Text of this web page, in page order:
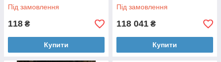
Під замовлення
118 ₴
Купити
Під замовлення
118 041 ₴
Купити